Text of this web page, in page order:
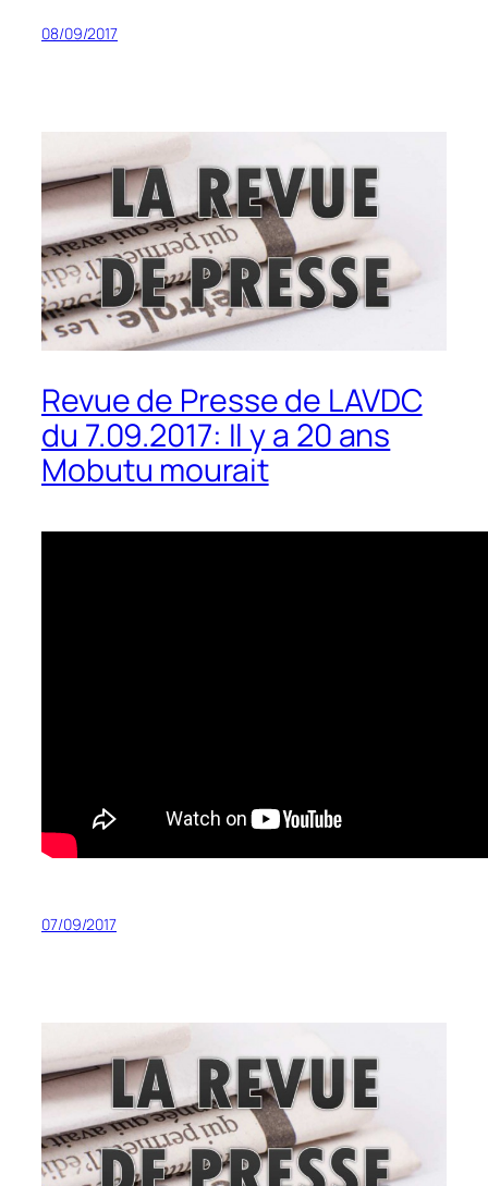
08/09/2017
Revue de Presse de LAVDC
du 7.09.2017: Il y a 20 ans
Mobutu mourait
07/09/2017